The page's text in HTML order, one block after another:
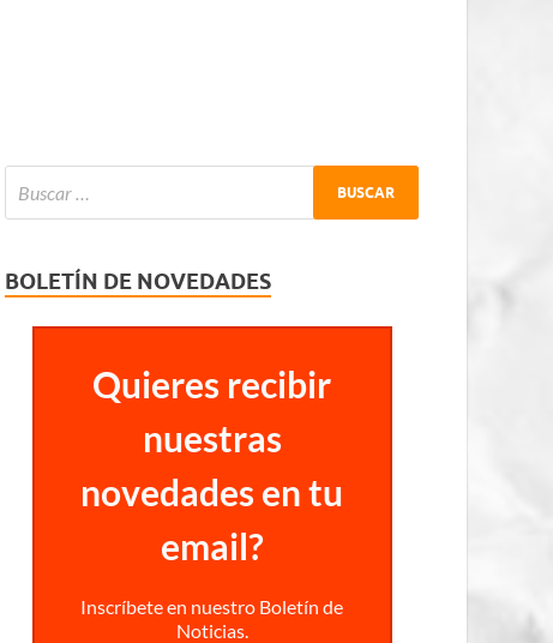
BOLETÍN DE NOVEDADES
Quieres recibir
nuestras
novedades en tu
email?
Inscríbete en nuestro Boletín de
Noticias.